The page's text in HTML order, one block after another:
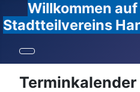
Willkommen
Stadtteilvereins
Terminkalender